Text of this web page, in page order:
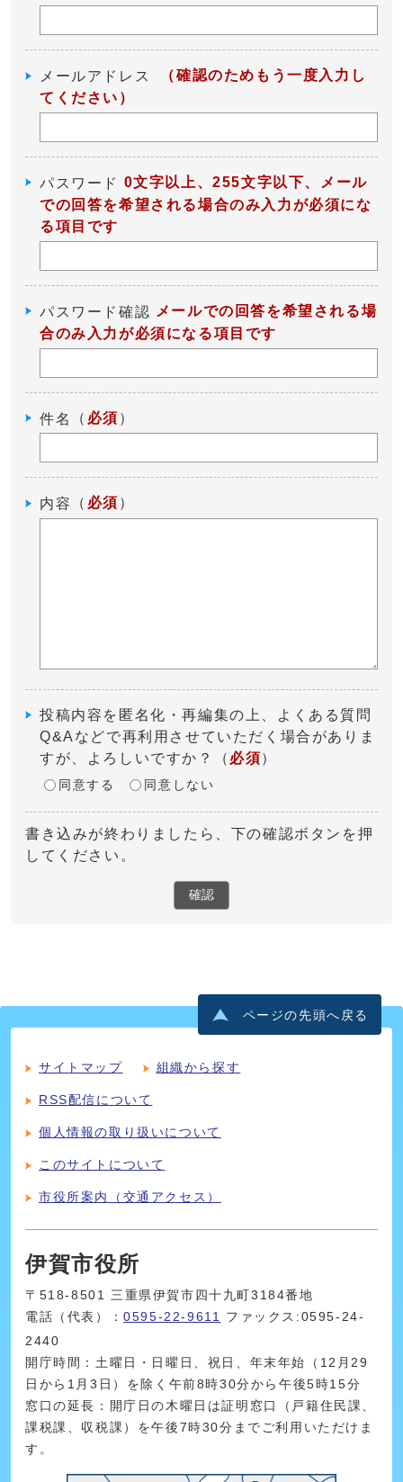
メールアドレス
（確認のためもう一度入力し
てください）
パスワード 0文字以上、255文字以下、メール
での回答を希望される場合のみ入力が必須にな
る項目です
パスワード確認 メールでの回答を希望される場
合のみ入力が必須になる項目です
件名 （ 必須 ）
内容 （ 必須 ）
投稿内容を匿名化・再編集の上、よくある質問
Q&Aなどで再利用させていただく場合がありま
すが、よろしいですか？
（ 必須）
同意する 同意しない
書き込みが終わりましたら、下の確認ボタンを押
してください。
確認
ページの先頭へ戻る
サイトマップ 組織から探す
RSS配信について
個人情報の取り扱いについて
このサイトについて
市役所案内（交通アクセス）
伊賀市役所
〒518-8501 三重県伊賀市四十九町3184番地
電話（代表）：0595-22-9611 ファックス:0595-24-
2440
開庁時間：土曜日・日曜日、祝日、年末年始（12月29
日から1月3日）を除く午前8時30分から午後5時15分
窓口の延長：開庁日の木曜日は証明窓口（戸籍住民課、
課税課、収税課）を午後7時30分までご利用いただけま
す。